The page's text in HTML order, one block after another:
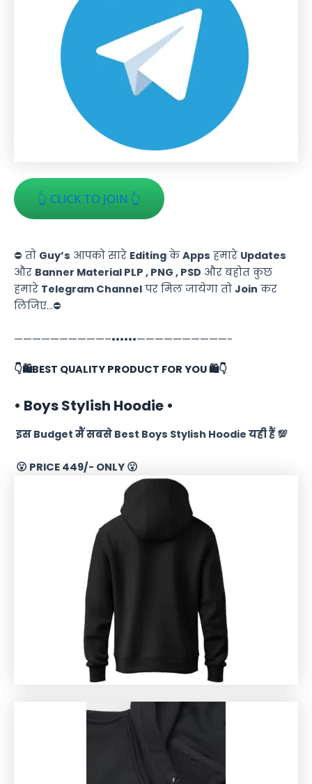
👆 CLICK TO JOIN 👆
⛔ तो Guy’s आपको सारे Editing के Apps हमारे Updates
और Banner Material PLP , PNG , PSD और बहोत कुछ
हमारे Telegram Channel पर मिल जायेगा तो Join कर
लिजिए…⛔
——————————–••••••——————————-
👇🛍️BEST QUALITY PRODUCT FOR YOU 🛍️👇
• Boys Stylish Hoodie •
इस Budget मैं सबसे Best Boys Stylish Hoodie यही हैं 💯
😮 PRICE 449/- ONLY 😮